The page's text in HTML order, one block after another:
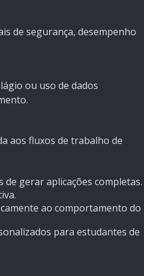
de segurança, desempenho
ou uso de dados
aos fluxos de trabalho de
gerar aplicações completas.
ao comportamento do
para estudantes de